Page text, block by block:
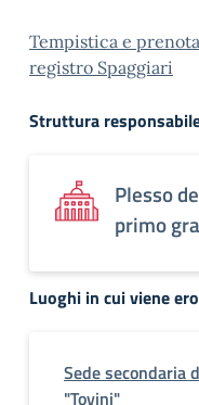
Tempistica e
registro Spaggiari
Struttura
Plesso
primo
Luoghi in cui viene
Sede secondaria
"Tovini"